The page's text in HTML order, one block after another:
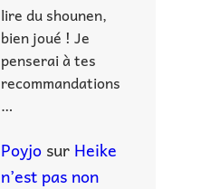
lire du shounen,
bien joué ! Je
penserai à tes
recommandations
…
Poyjosur Heike
n’est pas non